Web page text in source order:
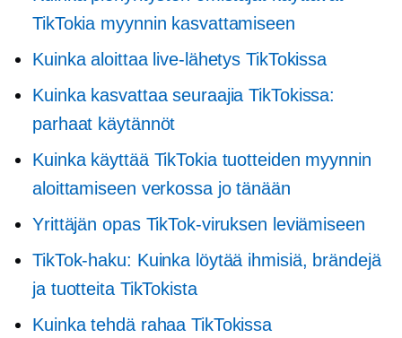
TikTokia myynnin kasvattamiseen
Kuinka aloittaa live-lähetys TikTokissa
Kuinka kasvattaa seuraajia TikTokissa:
parhaat käytännöt
Kuinka käyttää TikTokia tuotteiden myynnin
aloittamiseen verkossa jo tänään
Yrittäjän opas TikTok-viruksen leviämiseen
TikTok-haku: Kuinka löytää ihmisiä, brändejä
ja tuotteita TikTokista
Kuinka tehdä rahaa TikTokissa